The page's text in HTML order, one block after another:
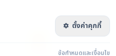
IAA Consensus
ตั้งค่าคุกกี้
ข้อกำหนดและเงื่อนไข